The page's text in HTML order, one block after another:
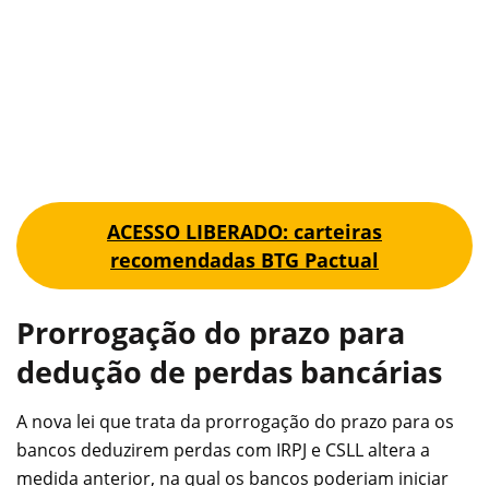
ACESSO LIBERADO: carteiras
recomendadas BTG Pactual
Prorrogação do prazo para
dedução de perdas bancárias
A nova lei que trata da prorrogação do prazo para os
bancos deduzirem perdas com IRPJ e CSLL altera a
medida anterior, na qual os bancos poderiam iniciar